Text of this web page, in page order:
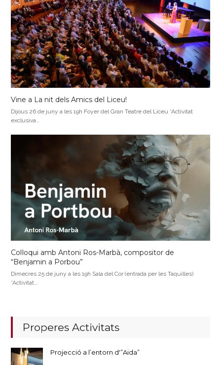
Vine a La nit dels Amics del Liceu!
Dijous 26 de juny a les 19h Foyer del Gran Teatre del Liceu *Activitat
exclusiva…
Col·loqui amb Antoni Ros-Marbà, compositor de
“Benjamin a Porbou”
Dimecres 25 de juny a les 19h Sala del Cor (entrada per les Taquilles)
*Activitat…
Properes Activitats
Projecció a l’entorn d'”Aida”